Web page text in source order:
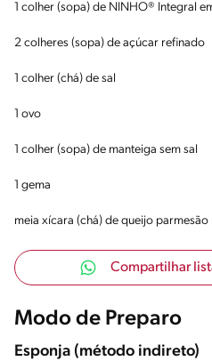
1 colher (sopa) de NINHO® Integral
2 colheres (sopa) de açúcar refinado
1 colher (chá) de sal
1 ovo
1 colher (sopa) de manteiga sem sal
1 gema
meia xícara (chá) de queijo
Compartilhar
Modo de Preparo
Esponja (método indireto)